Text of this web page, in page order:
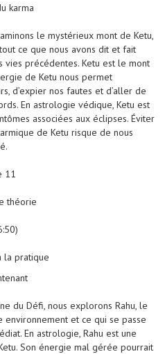
karma
le mystérieux mont de Ketu,
ce que nous avons dit et fait
vies précédentes. Ketu est le mont
de Ketu nous permet
d’expier nos fautes et d’aller de
En astrologie védique, Ketu est
associées aux éclipses. Éviter
de Ketu risque de nous
11
théorie
la pratique
du Défi, nous explorons Rahu, le
et ce qui se passe
En astrologie, Rahu est une
Son énergie mal gérée pourrait